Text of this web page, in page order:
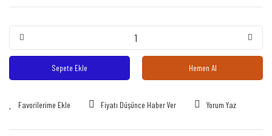
Sepete Ekle Hemen Al
Fiyatı Düşünce Haber Ver Yorum Yaz